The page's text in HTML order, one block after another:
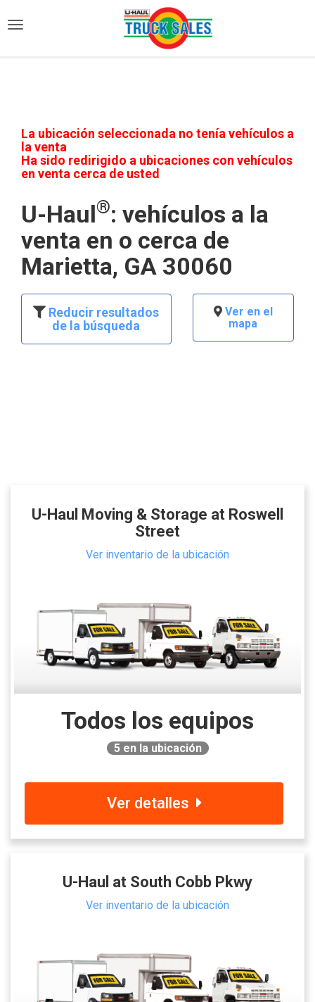
La ubicación seleccionada no tenía vehículos a
la venta
Ha sido redirigido a ubicaciones con vehículos
en venta cerca de usted
U-Haul®: vehículos a la
venta en o cerca de
Marietta, GA 30060
Reducir resultados
de la búsqueda
Ver en el
mapa
U-Haul Moving & Storage at Roswell
Street
Ver inventario de la ubicación
Todos los equipos
5 en la ubicación
Ver detalles
U-Haul at South Cobb Pkwy
Ver inventario de la ubicación